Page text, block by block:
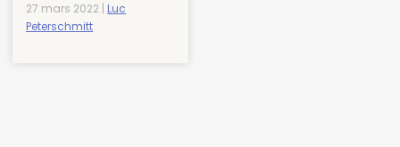
27 mars 2022 | Luc
Peterschmitt